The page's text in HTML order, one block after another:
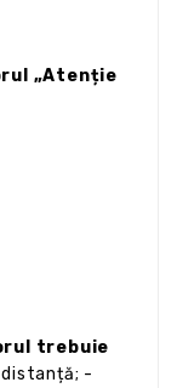
„Atenție
trebuie
-